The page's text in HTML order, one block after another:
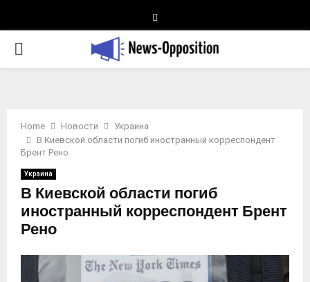
PRIMARY
Home Новости
Украина
В Киевской области погиб иностранный корреспондент
Брент Рено
Украина
В Киевской области погиб
иностранный корреспондент Брент
Рено